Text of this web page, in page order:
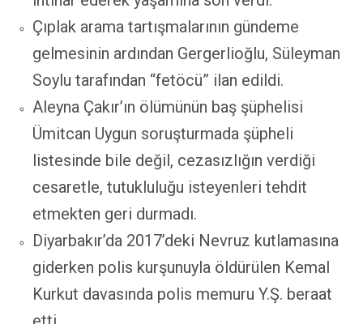
Çıplak arama tartışmalarının gündeme
gelmesinin ardından Gergerlioğlu, Süleyman
Soylu tarafından “fetöcü” ilan edildi.
Aleyna Çakır’ın ölümünün baş şüphelisi
Ümitcan Uygun soruşturmada şüpheli
listesinde bile değil, cezasızlığın verdiği
cesaretle, tutukluluğu isteyenleri tehdit
etmekten geri durmadı.
Diyarbakır’da 2017’deki Nevruz kutlamasına
giderken polis kurşunuyla öldürülen Kemal
Kurkut davasında polis memuru Y.Ş. beraat